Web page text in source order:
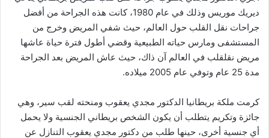
ديريك موريس وذلك في عام 1980، كانت هذه الجراحة من أفضل
جراحات نقل القلب حول العالم، حيث شفي المريض وخرج من
المستشفى ومارس حياته الطبيعية وقضي أطول فترة حياة عاشها
مريض نقلقلب في العالم آن ذاك، حيث عاش المريض بعد الجراحة
مدة 25 عام وتوفي عام 2005 ميلاده.
كرمت ملكة بريطانيا الدكتور مجدي يعقوب ومنحته لقب سير، وهي
جائزة وتكريم يتطلب أن يكون الشخص بريطاني الجنسية ولا يحمل
أي جنسية أخرى، حينها طلب من دكتور مجدي يعقوب التنازل عن